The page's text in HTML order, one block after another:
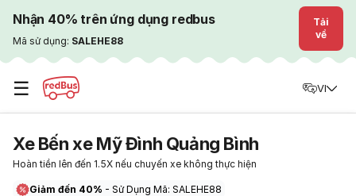
Nhận 40% trên ứng dụng redbus
Mã sử dụng: SALEHE88
Tải
về
☰ VI
Xe Bến xe Mỹ Đình Quảng Bình
Hoàn tiền lên đến 1.5X nếu chuyến xe không thực hiện
Giảm đến 40% - Sử Dụng Mã: SALEHE88